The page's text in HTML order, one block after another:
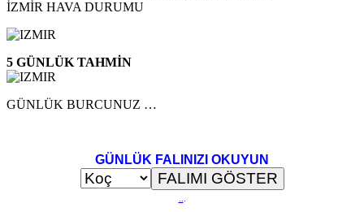
İZMİR HAVA DURUMU
5 GÜNLÜK TAHMİN
GÜNLÜK BURCUNUZ …
GÜNLÜK FALINIZI OKUYUN
...